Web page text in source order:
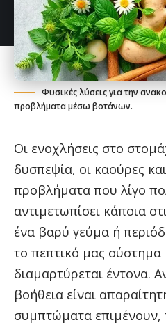
Φυσικές λύσεις για την
προβλήματα μέσω βοτάνων.
Οι ενοχλήσεις στο
δυσπεψία, οι καούρες
προβλήματα που λίγο
αντιμετωπίσει κάποια
ένα βαρύ γεύμα ή
το πεπτικό μας σύστημα
διαμαρτύρεται έντονα.
βοήθεια είναι
συμπτώματα επιμένουν,